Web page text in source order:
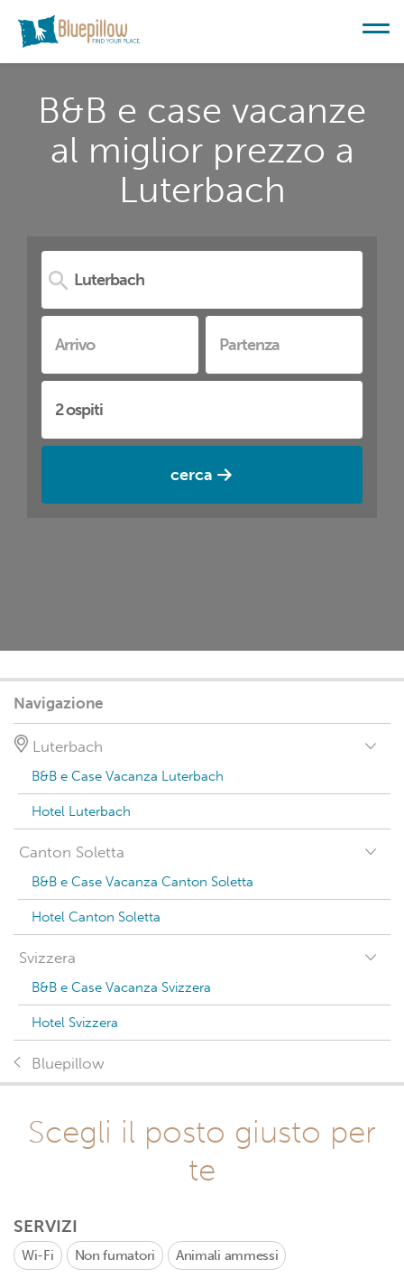
B&B e case vacanze
al miglior prezzo a
Luterbach
cerca
Navigazione
Luterbach
B&B e Case Vacanza Luterbach
Hotel Luterbach
Canton Soletta
B&B e Case Vacanza Canton Soletta
Hotel Canton Soletta
Svizzera
B&B e Case Vacanza Svizzera
Hotel Svizzera
Bluepillow
Scegli il posto giusto per
te
SERVIZI
Wi-Fi Non fumatori Animali ammessi